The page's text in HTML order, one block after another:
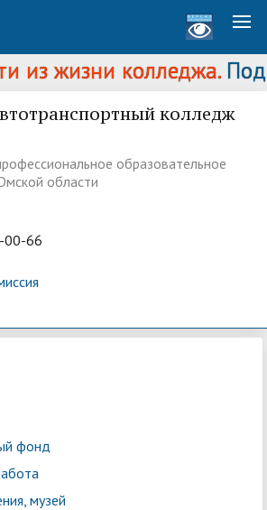
из жизни колледжа.
колледж
образовательное
области
00-66
фонд
музей